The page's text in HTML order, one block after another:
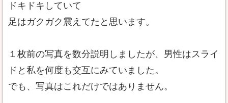
ドキドキしていて
足はガクガク震えてたと思います。
１枚前の写真を数分説明しましたが、男性はスライ
ドと私を何度も交互にみていました。
でも、写真はこれだけではありません。